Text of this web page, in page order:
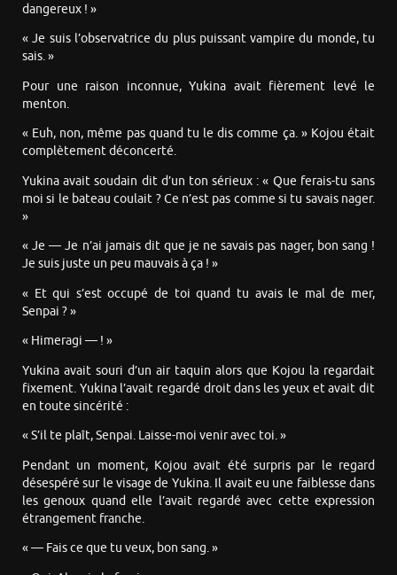
dangereux ! »
« Je suis l’observatrice du plus puissant vampire du monde, tu
sais. »
Pour une raison inconnue, Yukina avait fièrement levé le
menton.
« Euh, non, même pas quand tu le dis comme ça. » Kojou était
complètement déconcerté.
Yukina avait soudain dit d’un ton sérieux : « Que ferais-tu sans
moi si le bateau coulait ? Ce n’est pas comme si tu savais nager.
»
« Je — Je n’ai jamais dit que je ne savais pas nager, bon sang !
Je suis juste un peu mauvais à ça ! »
« Et qui s’est occupé de toi quand tu avais le mal de mer,
Senpai ? »
« Himeragi — ! »
Yukina avait souri d’un air taquin alors que Kojou la regardait
fixement. Yukina l’avait regardé droit dans les yeux et avait dit
en toute sincérité :
« S’il te plaît, Senpai. Laisse-moi venir avec toi. »
Pendant un moment, Kojou avait été surpris par le regard
désespéré sur le visage de Yukina. Il avait eu une faiblesse dans
les genoux quand elle l’avait regardé avec cette expression
étrangement franche.
« — Fais ce que tu veux, bon sang. »